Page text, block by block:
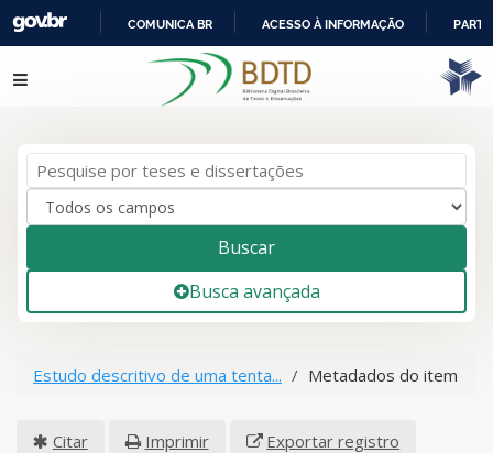
IR
PARA
COMUNICA BR ACESSO À INFORMAÇÃO
Pular para o conteúdo
Buscar
Busca avançada
Estudo descritivo de uma tenta... Metadados do item
Citar Imprimir Exportar registro